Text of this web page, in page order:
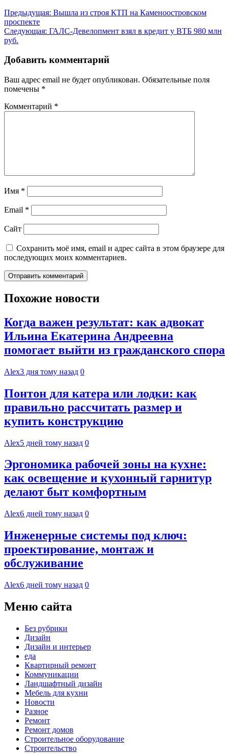
Навигация
по
записям
Предыдущая: Вышла из строя КТП на Каменоостровском
проспекте
Следующая: ГАЛС-Девелопмент взял в кредит у ВТБ 980 млн
руб.
Добавить комментарий
Ваш адрес email не будет опубликован. Обязательные поля
помечены *
Комментарий *
Имя *
Email *
Сайт
Сохранить моё имя, email и адрес сайта в этом браузере для
последующих моих комментариев.
Похожие новости
Когда важен результат: как адвокат
Ильина Екатерина Андреевна
помогает выйти из гражданского спора
Alex3 дня тому назад 0
Понтон для катера или лодки: как
правильно рассчитать размер и
купить конструкцию
Alex5 дней тому назад 0
Эргономика рабочей зоны на кухне:
как освещение и кухонный гарнитур
делают быт комфортным
Alex6 дней тому назад 0
Инженерные системы под ключ:
проектирование, монтаж и
обслуживание
Alex6 дней тому назад 0
Меню сайта
Без рубрики
Дизайн
Дизайн и интерьер
еда
Квартирный ремонт
Коммуникации
Ландшафтный дизайн
Мебель для кухни
Новости
Разное
Ремонт
Ремонт домов
Строительное оборудование
Строительство